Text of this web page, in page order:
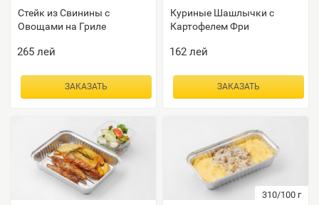
Стейк из Свинины с
Овощами на Гриле
265лей
ЗАКАЗАТЬ
Куриные Шашлычки с
Картофелем Фри
162лей
ЗАКАЗАТЬ
310/100 г